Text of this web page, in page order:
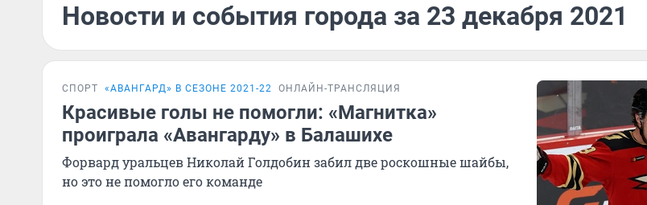
Новости и события города за 23 декабря 2021
СПОРТ «АВАНГАРД» В СЕЗОНЕ 2021-22 ОНЛАЙН-ТРАНСЛЯЦИЯ
Красивые голы не помогли: «Магнитка»
проиграла «Авангарду» в Балашихе
Форвард уральцев Николай Голдобин забил две роскошные шайбы,
но это не помогло его команде